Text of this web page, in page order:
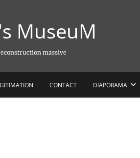
MuseuM
massive
CONTACT DIAPORAMA